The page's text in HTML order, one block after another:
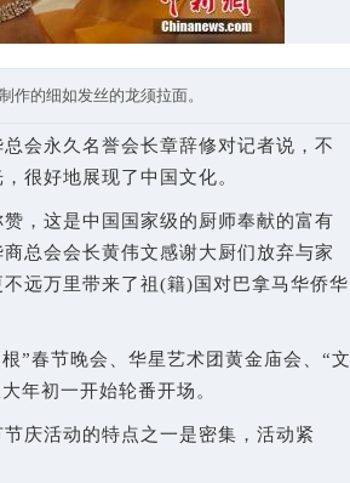
作的细如发丝的龙须拉面。
会永久名誉会长章辞修对记者说，不
很好地展现了中国文化。
，这是中国国家级的厨师奉献的富有
总会会长黄伟文感谢大厨们放弃与家
远万里带来了祖(籍)国对巴拿马华侨华
春节晚会、华星艺术团黄金庙会、“文
年初一开始轮番开场。
庆活动的特点之一是密集，活动紧